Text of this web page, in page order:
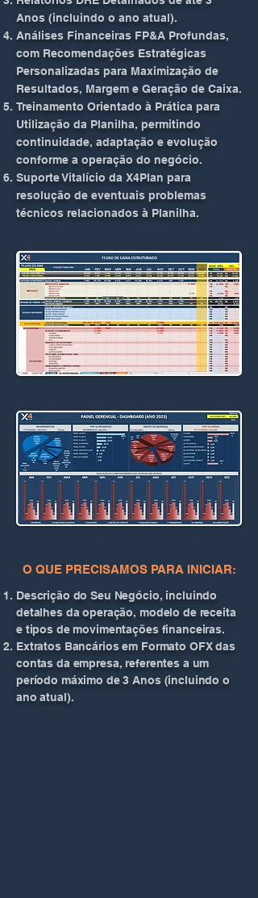
Anos (incluindo o ano atual).
Análises Financeiras FP&A Profundas,
com Recomendações Estratégicas
Personalizadas para Maximização de
Resultados, Margem e Geração de Caixa.
Treinamento Orientado à Prática para
Utilização da Planilha, permitindo
continuidade, adaptação e evolução
conforme a operação do negócio.
Suporte Vitalício da X4Plan para
resolução de eventuais problemas
técnicos relacionados à Planilha.
O QUE PRECISAMOS PARA INICIAR:
Descrição do Seu Negócio, incluindo
detalhes da operação, modelo de receita
e tipos de movimentações financeiras.
Extratos Bancários em Formato OFX das
contas da empresa, referentes a um
período máximo de 3 Anos (incluindo o
ano atual).